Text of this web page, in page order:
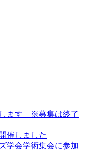
ます ※募集は終了
催しました
学会学術集会に参加